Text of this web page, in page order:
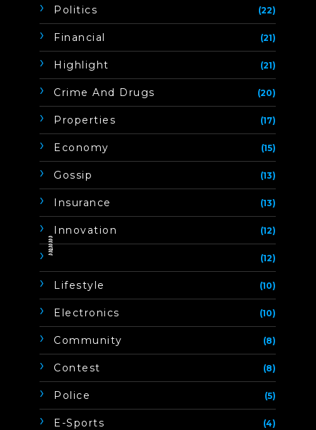
Politics (22)
Financial (21)
Highlight (21)
Crime And Drugs (20)
Properties (17)
Economy (15)
Gossip (13)
Insurance (13)
Innovation (12)
(12)
Lifestyle (10)
Electronics (10)
Community (8)
Contest (8)
Police (5)
E-Sports (4)